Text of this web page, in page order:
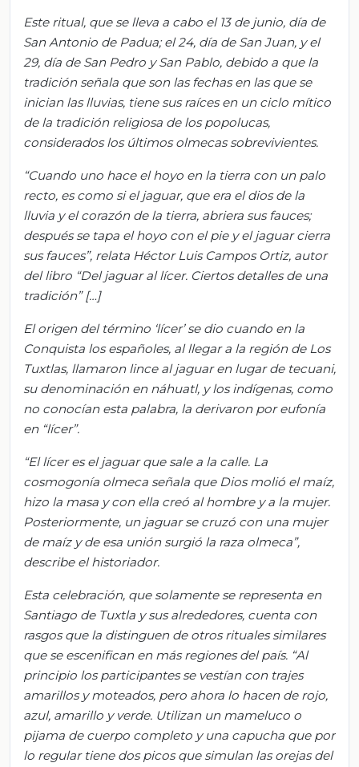
Este ritual, que se lleva a cabo el 13 de junio, día de
San Antonio de Padua; el 24, día de San Juan, y el
29, día de San Pedro y San Pablo, debido a que la
tradición señala que son las fechas en las que se
inician las lluvias, tiene sus raíces en un ciclo mítico
de la tradición religiosa de los popolucas,
considerados los últimos olmecas sobrevivientes.
“Cuando uno hace el hoyo en la tierra con un palo
recto, es como si el jaguar, que era el dios de la
lluvia y el corazón de la tierra, abriera sus fauces;
después se tapa el hoyo con el pie y el jaguar cierra
sus fauces”, relata Héctor Luis Campos Ortiz, autor
del libro “Del jaguar al lícer. Ciertos detalles de una
tradición” […]
El origen del término ‘lícer’ se dio cuando en la
Conquista los españoles, al llegar a la región de Los
Tuxtlas, llamaron lince al jaguar en lugar de tecuani,
su denominación en náhuatl, y los indígenas, como
no conocían esta palabra, la derivaron por eufonía
en “lícer”.
“El lícer es el jaguar que sale a la calle. La
cosmogonía olmeca señala que Dios molió el maíz,
hizo la masa y con ella creó al hombre y a la mujer.
Posteriormente, un jaguar se cruzó con una mujer
de maíz y de esa unión surgió la raza olmeca”,
describe el historiador.
Esta celebración, que solamente se representa en
Santiago de Tuxtla y sus alrededores, cuenta con
rasgos que la distinguen de otros rituales similares
que se escenifican en más regiones del país. “Al
principio los participantes se vestían con trajes
amarillos y moteados, pero ahora lo hacen de rojo,
azul, amarillo y verde. Utilizan un mameluco o
pijama de cuerpo completo y una capucha que por
lo regular tiene dos picos que simulan las orejas del